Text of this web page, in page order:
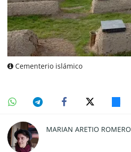
Cementerio islámico
MARIAN ARETIO ROMERO